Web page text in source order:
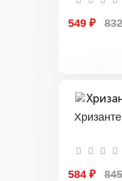
549 ₽
584 ₽